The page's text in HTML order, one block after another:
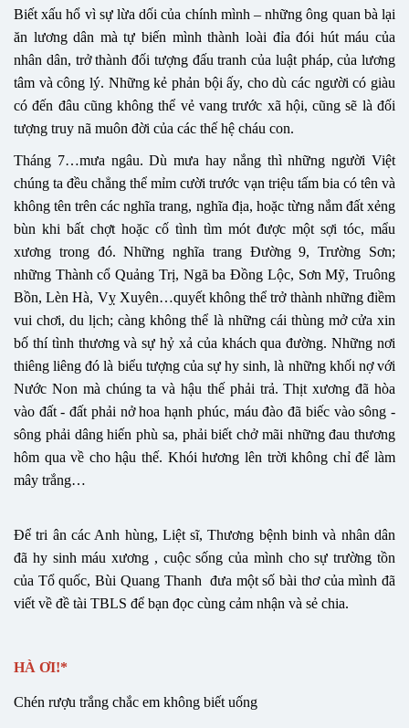
Biết xấu hổ vì sự lừa dối của chính mình – những ông quan bà lại
ăn lương dân mà tự biến mình thành loài đỉa đói hút máu của
nhân dân, trở thành đối tượng đấu tranh của luật pháp, của lương
tâm và công lý. Những kẻ phản bội ấy, cho dù các người có giàu
có đến đâu cũng không thể vẻ vang trước xã hội, cũng sẽ là đối
tượng truy nã muôn đời của các thế hệ cháu con.
Tháng 7…mưa ngâu. Dù mưa hay nắng thì những người Việt
chúng ta đều chẳng thể mỉm cười trước vạn triệu tấm bia có tên và
không tên trên các nghĩa trang, nghĩa địa, hoặc từng nắm đất xẻng
bùn khi bất chợt hoặc cố tình tìm mót được một sợi tóc, mẩu
xương trong đó. Những nghĩa trang Đường 9, Trường Sơn;
những Thành cổ Quảng Trị, Ngã ba Đồng Lộc, Sơn Mỹ, Truông
Bồn, Lèn Hà, Vỵ Xuyên…quyết không thể trở thành những điềm
vui chơi, du lịch; càng không thể là những cái thùng mở cửa xin
bố thí tình thương và sự hỷ xả của khách qua đường. Những nơi
thiêng liêng đó là biểu tượng của sự hy sinh, là những khối nợ với
Nước Non mà chúng ta và hậu thế phải trả. Thịt xương đã hòa
vào đất - đất phải nở hoa hạnh phúc, máu đào đã biếc vào sông -
sông phải dâng hiến phù sa, phải biết chở mãi những đau thương
hôm qua về cho hậu thế. Khói hương lên trời không chỉ để làm
mây trắng…
Để tri ân các Anh hùng, Liệt sĩ, Thương bệnh binh và nhân dân
đã hy sinh máu xương , cuộc sống của mình cho sự trường tồn
của Tổ quốc, Bùi Quang Thanh đưa một số bài thơ của mình đã
viết về đề tài TBLS để bạn đọc cùng cảm nhận và sẻ chia.
HÀ ƠI!*
Chén rượu trắng chắc em không biết uống